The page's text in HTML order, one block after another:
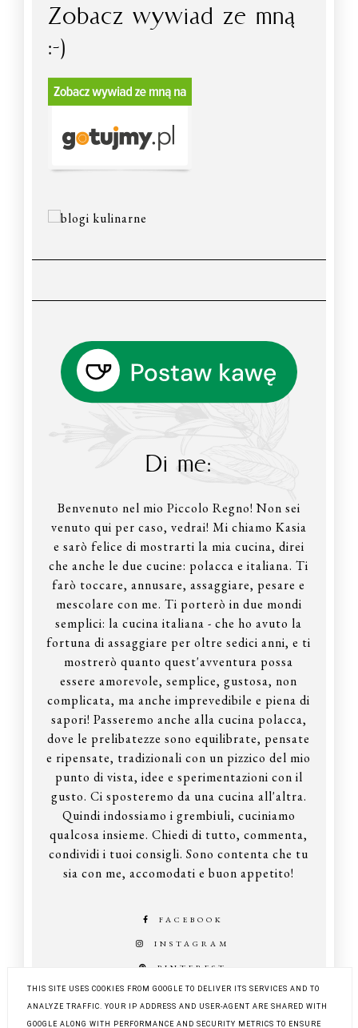
Zobacz wywiad ze mną
:-)
Di me:
Benvenuto nel mio Piccolo Regno! Non sei
venuto qui per caso, vedrai! Mi chiamo Kasia
e sarò felice di mostrarti la mia cucina, direi
che anche le due cucine: polacca e italiana. Ti
farò toccare, annusare, assaggiare, pesare e
mescolare con me. Ti porterò in due mondi
semplici: la cucina italiana - che ho avuto la
fortuna di assaggiare per oltre sedici anni, e ti
mostrerò quanto quest'avventura possa
essere amorevole, semplice, gustosa, non
complicata, ma anche imprevedibile e piena di
sapori! Passeremo anche alla cucina polacca,
dove le prelibatezze sono equilibrate, pensate
e ripensate, tradizionali con un pizzico del mio
punto di vista, idee e sperimentazioni con il
gusto. Ci sposteremo da una cucina all'altra.
Quindi indossiamo i grembiuli, cuciniamo
qualcosa insieme. Chiedi di tutto, commenta,
condividi i tuoi consigli. Sono contenta che tu
sia con me, accomodati e buon appetito!
FACEBOOK
INSTAGRAM
PINTEREST
THIS SITE USES COOKIES FROM GOOGLE TO DELIVER ITS SERVICES AND TO
ANALYZE TRAFFIC. YOUR IP ADDRESS AND USER-AGENT ARE SHARED WITH
GOOGLE ALONG WITH PERFORMANCE AND SECURITY METRICS TO ENSURE